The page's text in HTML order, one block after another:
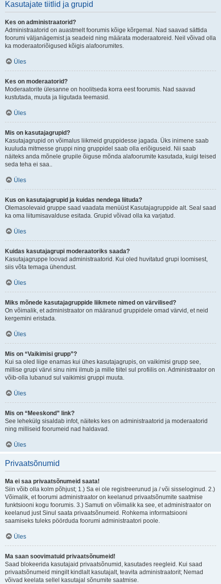
Kasutajate tiitlid ja grupid
Kes on administraatorid?
Administraatorid on auastmelt foorumis kõige kõrgemal. Nad saavad sättida
foorumi väljanägemist ja seadeid ning määrata moderaatoreid. Neil võivad olla
ka moderaatoriõigused kõigis alafoorumites.
Üles
Kes on moderaatorid?
Moderaatorite ülesanne on hoolitseda korra eest foorumis. Nad saavad
kustutada, muuta ja liigutada teemasid.
Üles
Mis on kasutajagrupid?
Kasutajagrupid on võimalus liikmeid gruppidesse jagada. Üks inimene saab
kuuluda mitmesse gruppi ning gruppidel saab olla eriõiguseid. Nii saab
näiteks anda mõnele grupile õiguse mõnda alafoorumite kasutada, kuigi teised
seda teha ei saa..
Üles
Kus on kasutajagrupid ja kuidas nendega liituda?
Olemasolevaid gruppe saad vaadata menüüst Kasutajagruppide alt. Seal saad
ka oma liitumisavalduse esitada. Grupid võivad olla ka varjatud.
Üles
Kuidas kasutajagrupi moderaatoriks saada?
Kasutajagruppe loovad administraatorid. Kui oled huvitatud grupi loomisest,
siis võta temaga ühendust.
Üles
Miks mõnede kasutajagruppide liikmete nimed on värvilised?
On võimalik, et administraator on määranud gruppidele omad värvid, et neid
kergemini eristada.
Üles
Mis on “Vaikimisi grupp”?
Kui sa oled liige enamas kui ühes kasutajagrupis, on vaikimisi grupp see,
millise grupi värvi sinu nimi ilmub ja mille tiitel sul profiilis on. Administraator on
võib-olla lubanud sul vaikimisi gruppi muuta.
Üles
Mis on “Meeskond” link?
See lehekülg sisaldab infot, näiteks kes on administraatorid ja moderaatorid
ning milliseid foorumeid nad haldavad.
Üles
Privaatsõnumid
Ma ei saa privaatsõnumeid saata!
Siin võib olla kolm põhjust; 1.) Sa ei ole registreerunud ja / või sisseloginud. 2.)
Võimalik, et foorumi administraator on keelanud privaatsõnumite saatmise
funktsiooni kogu foorumis. 3.) Samuti on võimalik ka see, et administraator on
keelanud just Sinul saata privaatsõnumeid. Rohkema informatsiooni
saamiseks tuleks pöörduda foorumi administraatori poole.
Üles
Ma saan soovimatuid privaatsõnumeid!
Saad blokeerida kasutajaid privaatsõnumid, kasutades reegleid. Kui saad
privaatsõnumeid mingilt kindlalt kasutajalt, teavita administraatorit; Nemad
võivad keelata sellel kasutajal sõnumite saatmise.